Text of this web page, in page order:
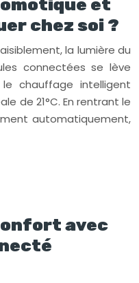
et
chez soi ?
la lumière du
connectées se lève
chauffage intelligent
de 21°C. En rentrant le
automatiquement,
avec